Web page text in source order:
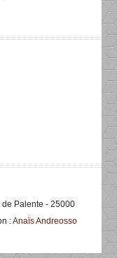
Palente - 25000
:Anaïs Andreosso